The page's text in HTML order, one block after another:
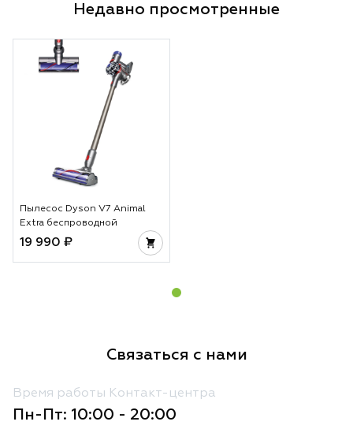
Недавно просмотренные
Пылесос Dyson V7 Animal
Extra беспроводной
19 990 ₽
Связаться с нами
Время работы Контакт-центра
Пн-Пт: 10:00 - 20:00